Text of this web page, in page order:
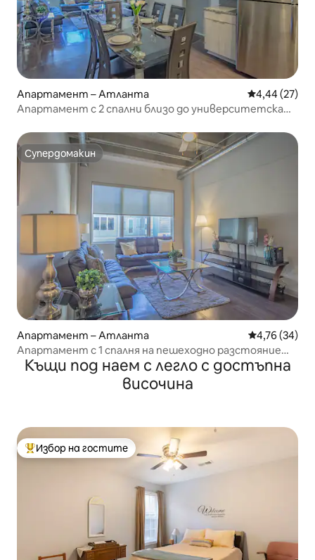
Апартамент – Атланта Средна
4,44 (27)
Апартамент с 2 спални близо до университетска
Супердомакин
Супердомакин
Апартамент – Атланта Средна
4,76 (34)
Апартамент с 1 спалня на пешеходно разстояние
от театър FOX
Къщи под наем с легло с достъпна
височина
Най-популярен избор на гостите
Избор на гостите